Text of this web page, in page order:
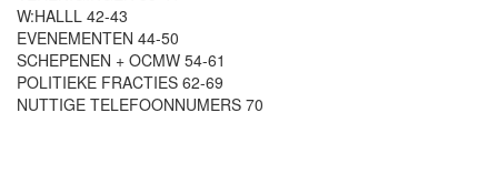
W:HALLL 42-43
EVENEMENTEN 44-50
SCHEPENEN + OCMW 54-61
POLITIEKE FRACTIES 62-69
NUTTIGE TELEFOONNUMERS 70